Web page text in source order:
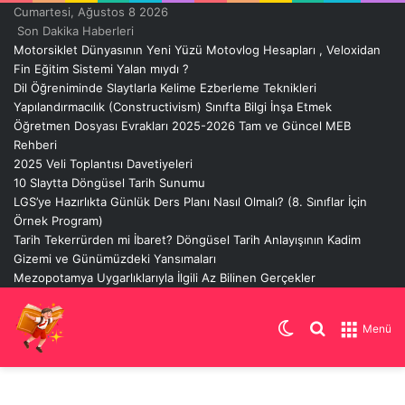
Cumartesi, Ağustos 8 2026
Son Dakika Haberleri
Motorsiklet Dünyasının Yeni Yüzü Motovlog Hesapları , Veloxidan
Fin Eğitim Sistemi Yalan mıydı ?
Dil Öğreniminde Slaytlarla Kelime Ezberleme Teknikleri
Yapılandırmacılık (Constructivism) Sınıfta Bilgi İnşa Etmek
Öğretmen Dosyası Evrakları 2025-2026 Tam ve Güncel MEB
Rehberi
2025 Veli Toplantısı Davetiyeleri
10 Slaytta Döngüsel Tarih Sunumu
LGS’ye Hazırlıkta Günlük Ders Planı Nasıl Olmalı? (8. Sınıflar İçin
Örnek Program)
Tarih Tekerrürden mi İbaret? Döngüsel Tarih Anlayışının Kadim
Gizemi ve Günümüzdeki Yansımaları
Mezopotamya Uygarlıklarıyla İlgili Az Bilinen Gerçekler
Menü
Arama
Dış